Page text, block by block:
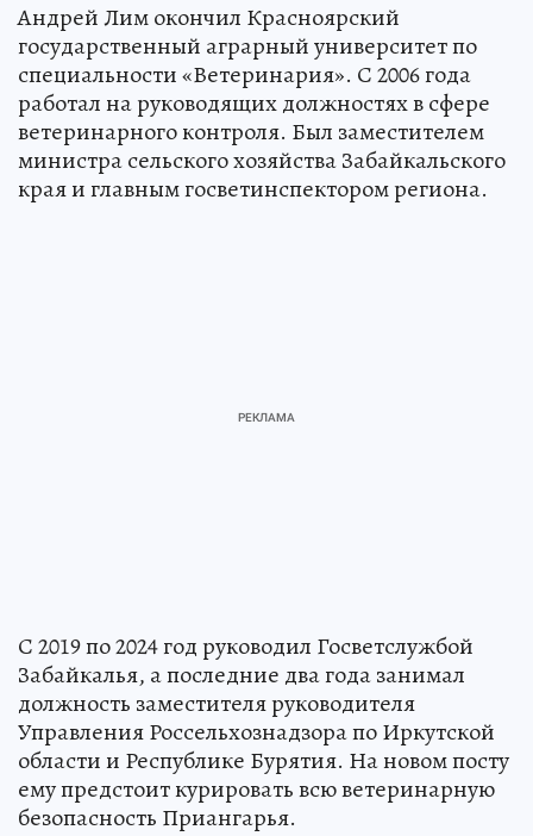
Андрей Лим окончил Красноярский
государственный аграрный университет по
специальности «Ветеринария». С 2006 года
работал на руководящих должностях в сфере
ветеринарного контроля. Был заместителем
министра сельского хозяйства Забайкальского
края и главным госветинспектором региона.
С 2019 по 2024 год руководил Госветслужбой
Забайкалья, а последние два года занимал
должность заместителя руководителя
Управления Россельхознадзора по Иркутской
области и Республике Бурятия. На новом посту
ему предстоит курировать всю ветеринарную
безопасность Приангарья.